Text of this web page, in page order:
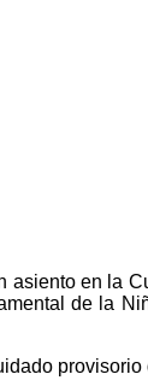
asiento en la
de la
provisorio